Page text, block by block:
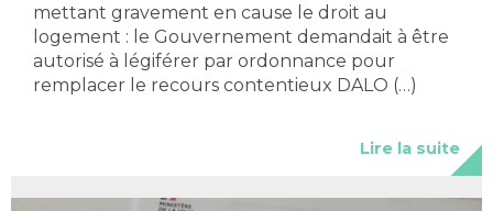
mettant gravement en cause le droit au
logement : le Gouvernement demandait à être
autorisé à légiférer par ordonnance pour
remplacer le recours contentieux DALO (…)
Lire la suite